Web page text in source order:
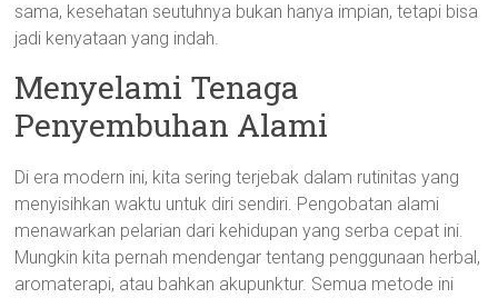
sama, kesehatan seutuhnya bukan hanya impian, tetapi bisa
jadi kenyataan yang indah.
Menyelami Tenaga
Penyembuhan Alami
Di era modern ini, kita sering terjebak dalam rutinitas yang
menyisihkan waktu untuk diri sendiri. Pengobatan alami
menawarkan pelarian dari kehidupan yang serba cepat ini.
Mungkin kita pernah mendengar tentang penggunaan herbal,
aromaterapi, atau bahkan akupunktur. Semua metode ini